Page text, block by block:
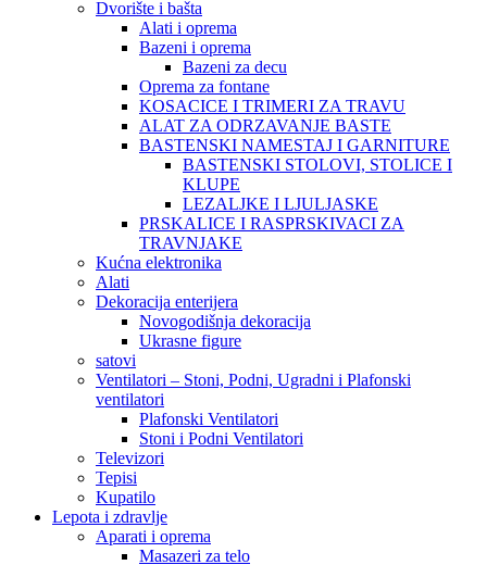
Dvorište i bašta
Alati i oprema
Bazeni i oprema
Bazeni za decu
Oprema za fontane
KOSACICE I TRIMERI ZA TRAVU
ALAT ZA ODRZAVANJE BASTE
BASTENSKI NAMESTAJ I GARNITURE
BASTENSKI STOLOVI, STOLICE I
KLUPE
LEZALJKE I LJULJASKE
PRSKALICE I RASPRSKIVACI ZA
TRAVNJAKE
Kućna elektronika
Alati
Dekoracija enterijera
Novogodišnja dekoracija
Ukrasne figure
satovi
Ventilatori – Stoni, Podni, Ugradni i Plafonski
ventilatori
Plafonski Ventilatori
Stoni i Podni Ventilatori
Televizori
Tepisi
Kupatilo
Lepota i zdravlje
Aparati i oprema
Masazeri za telo